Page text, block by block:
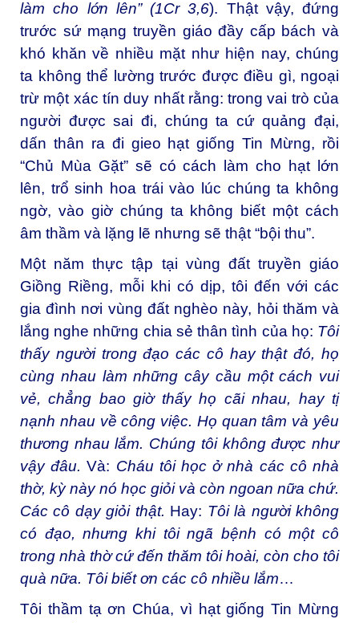
làm cho lớn lên” (1Cr 3,6). Thật vậy, đứng
trước sứ mạng truyền giáo đầy cấp bách và
khó khăn về nhiều mặt như hiện nay, chúng
ta không thể lường trước được điều gì, ngoại
trừ một xác tín duy nhất rằng: trong vai trò của
người được sai đi, chúng ta cứ quảng đại,
dấn thân ra đi gieo hạt giống Tin Mừng, rồi
“Chủ Mùa Gặt” sẽ có cách làm cho hạt lớn
lên, trổ sinh hoa trái vào lúc chúng ta không
ngờ, vào giờ chúng ta không biết một cách
âm thầm và lặng lẽ nhưng sẽ thật “bội thu”.
Một năm thực tập tại vùng đất truyền giáo
Giồng Riềng, mỗi khi có dịp, tôi đến với các
gia đình nơi vùng đất nghèo này, hỏi thăm và
lắng nghe những chia sẻ thân tình của họ: Tôi
thấy người trong đạo các cô hay thật đó, họ
cùng nhau làm những cây cầu một cách vui
vẻ, chẳng bao giờ thấy họ cãi nhau, hay tị
nạnh nhau về công việc. Họ quan tâm và yêu
thương nhau lắm. Chúng tôi không được như
vậy đâu.Và: Cháu tôi học ở nhà các cô nhà
thờ, kỳ này nó học giỏi và còn ngoan nữa chứ.
Các cô dạy giỏi thật. Hay: Tôi là người không
có đạo, nhưng khi tôi ngã bệnh có một cô
trong nhà thờ cứ đến thăm tôi hoài, còn cho tôi
quà nữa. Tôi biết ơn các cô nhiều lắm…
Tôi thầm tạ ơn Chúa, vì hạt giống Tin Mừng